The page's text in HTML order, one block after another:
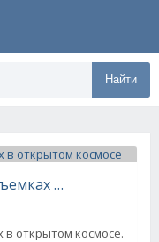
Найти
Том Круз примет участие в съемках в открытом космосе
в открытом космосе.